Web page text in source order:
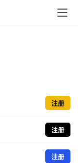
注册
注册
注册